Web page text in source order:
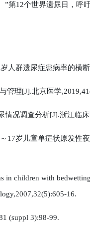
12个世界遗尿日，呼
群遗尿症患病率的横断
理[J].北京医学
况调查分析[J].浙江临床
岁儿童单症状原发性
children with
16.
(suppl 3):98-99.